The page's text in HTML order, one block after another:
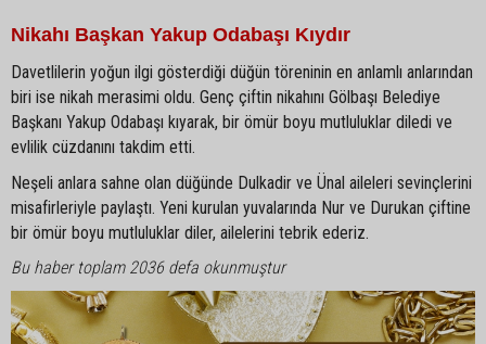
Nikahı Başkan Yakup Odabaşı Kıydır
Davetlilerin yoğun ilgi gösterdiği düğün töreninin en anlamlı anlarından
biri ise nikah merasimi oldu. Genç çiftin nikahını Gölbaşı Belediye
Başkanı Yakup Odabaşı kıyarak, bir ömür boyu mutluluklar diledi ve
evlilik cüzdanını takdim etti.
Neşeli anlara sahne olan düğünde Dulkadir ve Ünal aileleri sevinçlerini
misafirleriyle paylaştı. Yeni kurulan yuvalarında Nur ve Durukan çiftine
bir ömür boyu mutluluklar diler, ailelerini tebrik ederiz.
Bu haber toplam 2036 defa okunmuştur